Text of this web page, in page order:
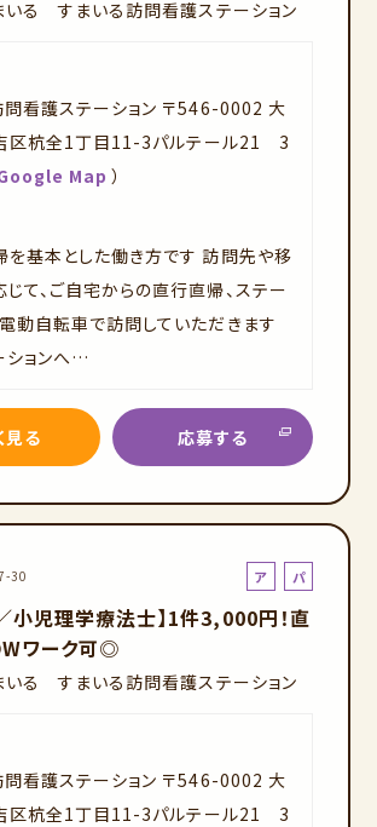
ト
いる すまいる訪問看護ステーション
問看護ステーション 〒546-0002 大
区杭全1丁目11-3パルテール21 3
Map ）
基本とした働き方です 訪問先や移
て、ご自宅からの直行直帰、ステー
動自転車で訪問していただきます
ションへ…
見る 応募する
30
ア
バ
ト
パ
ト
小児理学療法士】1件3,000円！直
ワーク可◎
いる すまいる訪問看護ステーション
問看護ステーション 〒546-0002 大
区杭全1丁目11-3パルテール21 3